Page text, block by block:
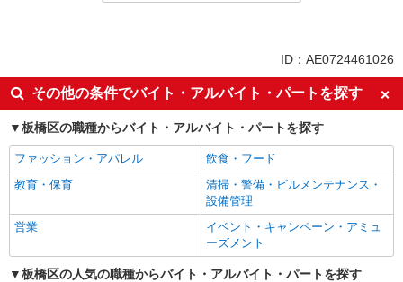
同じ特徴から新板橋駅の求人を探す
入社日応相談
履歴書不要
Web面接OK
職場見学OKまたは説明会あり
未経験歓迎
経験者・有資格者歓迎
新卒・第二新卒歓迎
女性活躍中
主婦・主夫歓迎
フリーター歓迎
ブランクOK
ミドル（40代～）活躍中
エルダー（50代～）活躍中
ID：AE0724461026
その他の条件でバイト・アルバイト・パートを探す
板橋区の職種からバイト・アルバイト・パートを探す
ファッション・アパレル
飲食・フード
教育・保育
清掃・警備・ビルメンテナンス・
設備管理
営業
イベント・キャンペーン・アミュ
ーズメント
板橋区の人気の職種からバイト・アルバイト・パートを探す